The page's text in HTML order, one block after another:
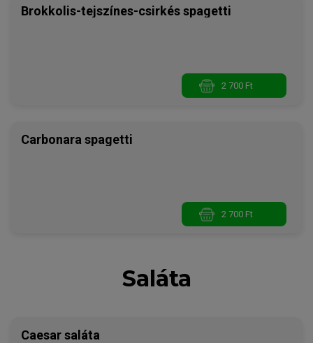
Brokkolis-tejszínes-csirkés spagetti
2 700 Ft
Carbonara spagetti
2 700 Ft
Saláta
Caesar saláta